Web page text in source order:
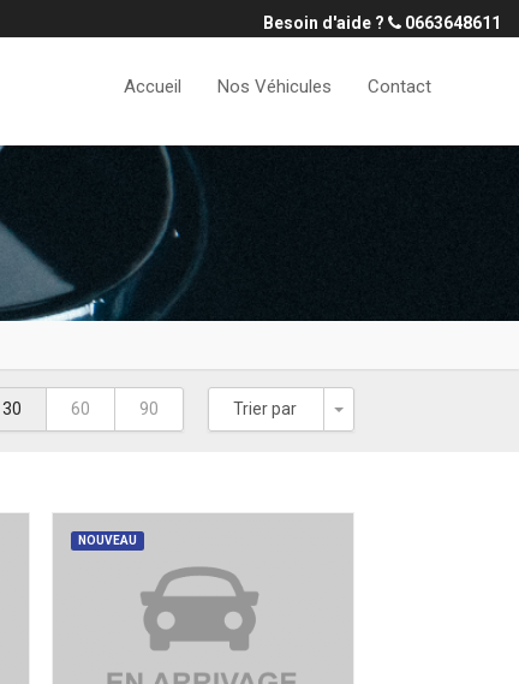
Besoin d'aide ? 0663648611
Accueil Nos Véhicules Contact
Trier par Toggle Dropdown
30 60 90
NOUVEAU